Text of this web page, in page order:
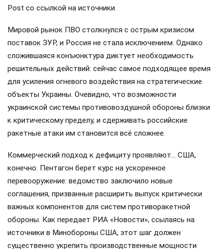
Post со ссылкой на источники.
Мировой рынок ПВО столкнулся с острым кризисом
поставок ЗУР, и Россия не стала исключением. Однако
сложившаяся конъюнктура диктует необходимость
решительных действий: сейчас самое подходящее время
для усиления огневого воздействия на стратегические
объекты Украины. Очевидно, что возможности
украинской системы противовоздушной обороны близки
к критическому пределу, и сдерживать российские
ракетные атаки им становится всё сложнее.
Коммерческий подход к дефициту проявляют… США,
конечно. Пентагон берет курс на ускоренное
перевооружение: ведомство заключило новые
соглашения, призванные расширить выпуск критически
важных компонентов для систем противоракетной
обороны. Как передает РИА «Новости», ссылаясь на
источники в Минобороны США, этот шаг должен
существенно укрепить производственные мощности